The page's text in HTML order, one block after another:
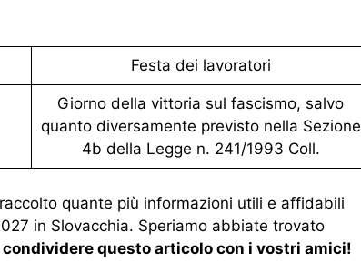
Festa dei lavoratori
Giorno della vittoria sul fascismo, salvo
quanto diversamente previsto nella Sezione
4b della Legge n. 241/1993 Coll.
quante più informazioni utili e affidabili
in Slovacchia. Speriamo abbiate trovato
questo articolo con i vostri amici!